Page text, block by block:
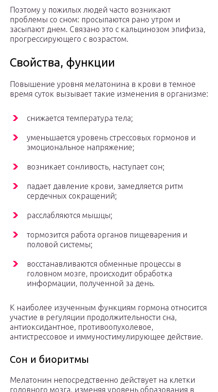
Поэтому у пожилых людей часто возникают
проблемы со сном: просыпаются рано утром и
засыпают днем. Связано это с кальцинозом эпифиза,
прогрессирующего с возрастом.
Свойства, функции
Повышение уровня мелатонина в крови в темное
время суток вызывает такие изменения в организме:
снижается температура тела;
уменьшается уровень стрессовых гормонов и
эмоциональное напряжение;
возникает сонливость, наступает сон;
падает давление крови, замедляется ритм
сердечных сокращений;
расслабляются мышцы;
тормозится работа органов пищеварения и
половой системы;
восстанавливаются обменные процессы в
головном мозге, происходит обработка
информации, полученной за день.
К наиболее изученным функциям гормона относится
участие в регуляции продолжительности сна,
антиоксидантное, противоопухолевое,
антистрессовое и иммуностимулирующее действие.
Сон и биоритмы
Мелатонин непосредственно действует на клетки
головного мозга, изменяя уровень образования в